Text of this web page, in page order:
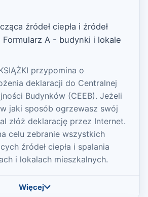
źródeł ciepła i źródeł
Formularz A - budynki i lokale
przypomina o
deklaracji do Centralnej
Budynków (CEEB). Jeżeli
jaki sposób ogrzewasz swój
złóż deklarację przez Internet.
celu zebranie wszystkich
źródeł ciepła i spalania
i lokalach mieszkalnych.
Więcej